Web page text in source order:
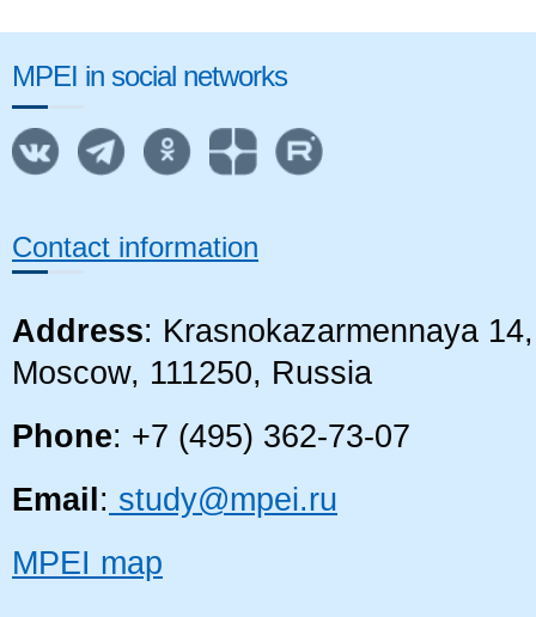
MPEI in social networks
Contact information
Address: Krasnokazarmennaya
Moscow, 111250, Russia
Phone: +7 (495) 362-73-07
Email : study@mpei.ru
MPEI map